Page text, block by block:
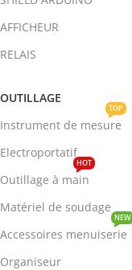
AFFICHEUR
RELAIS
OUTILLAGE
Instrument de mesure
TOP
Electroportatif
Outillage à main
HOT
Matériel de soudage
Accessoires menuiserie
NEW
Organiseur